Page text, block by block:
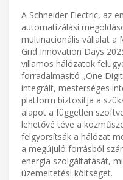
A Schneider Electric, az
automatizálási
multinacionális vállalat a
Grid Innovation Days
villamos hálózatok
forradalmasító „One
integrált, mesterséges
platform biztosítja a
alapot a független
lehetővé téve a
felgyorsítsák a hálózat
a megújuló forrásból
energia szolgáltatását,
üzemeltetési költséget.